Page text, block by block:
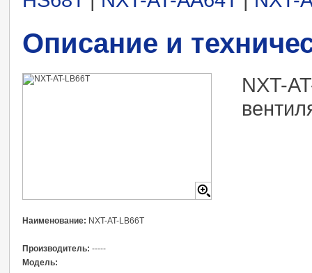
Описание и
Наименование: NXT-AT-LB66T
Производитель: -----
Модель:
NXT-